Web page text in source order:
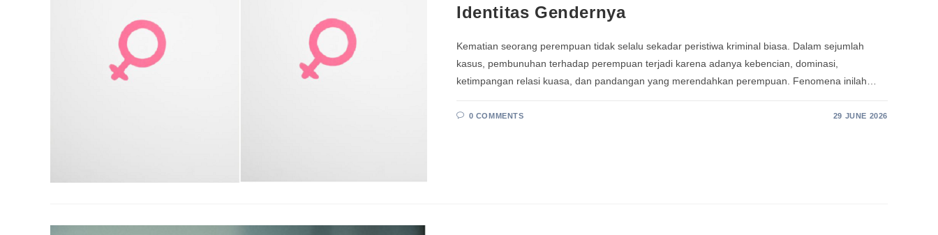
Identitas Gendernya
Kematian seorang perempuan tidak selalu sekadar peristiwa kriminal biasa. Dalam sejumlah
kasus, pembunuhan terhadap perempuan terjadi karena adanya kebencian, dominasi,
ketimpangan relasi kuasa, dan pandangan yang merendahkan perempuan. Fenomena inilah…
0 COMMENTS 29 JUNE 2026